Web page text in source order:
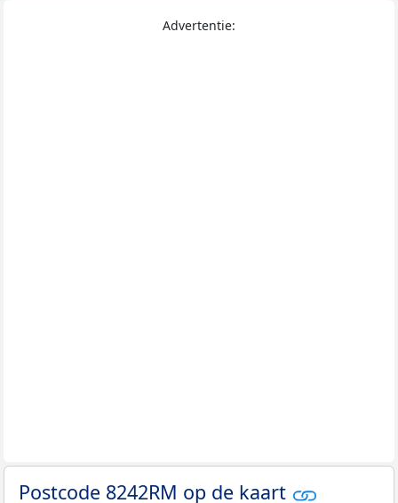
Advertentie:
Postcode 8242RM op de kaart